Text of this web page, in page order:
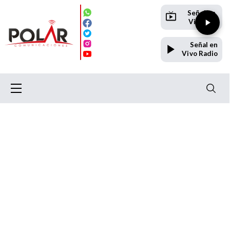
Señal en
Vivo TV
Señal en
Vivo Radio